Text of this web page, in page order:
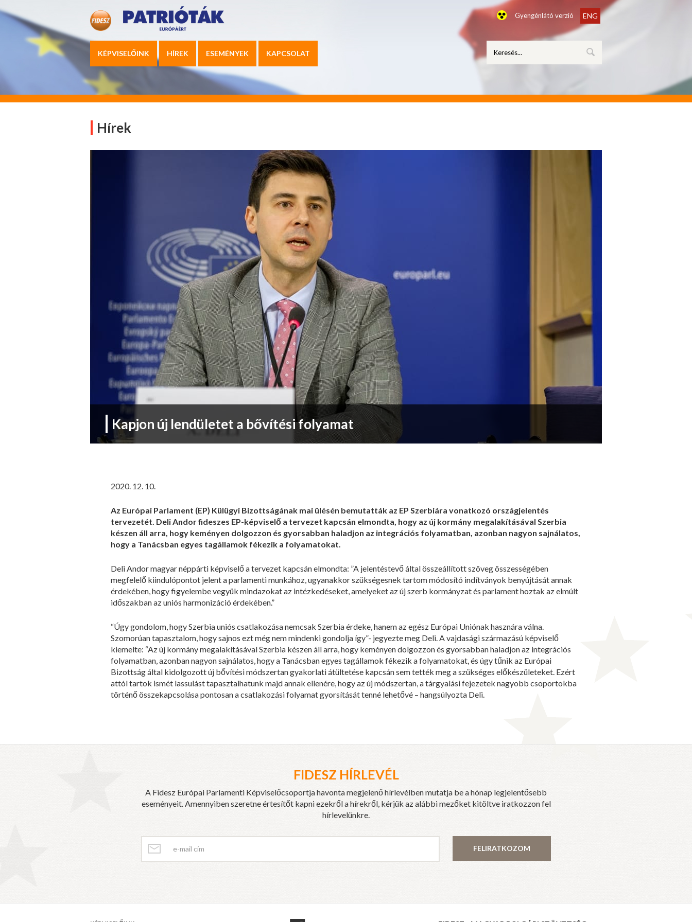
Gyengénlátó verzió ENG
KÉPVISELŐINK HÍREK ESEMÉNYEK KAPCSOLAT
Hírek
Kapjon új lendületet a bővítési folyamat
2020. 12. 10.
Az Európai Parlament (EP) Külügyi Bizottságának mai ülésén bemutatták az EP Szerbiára vonatkozó országjelentés
tervezetét. Deli Andor fideszes EP-képviselő a tervezet kapcsán elmondta, hogy az új kormány megalakításával Szerbia
készen áll arra, hogy keményen dolgozzon és gyorsabban haladjon az integrációs folyamatban, azonban nagyon sajnálatos,
hogy a Tanácsban egyes tagállamok fékezik a folyamatokat.
Deli Andor magyar néppárti képviselő a tervezet kapcsán elmondta: ”A jelentéstevő által összeállított szöveg összességében
megfelelő kiindulópontot jelent a parlamenti munkához, ugyanakkor szükségesnek tartom módosító indítványok benyújtását annak
érdekében, hogy figyelembe vegyük mindazokat az intézkedéseket, amelyeket az új szerb kormányzat és parlament hoztak az elmúlt
időszakban az uniós harmonizáció érdekében.”
“Úgy gondolom, hogy Szerbia uniós csatlakozása nemcsak Szerbia érdeke, hanem az egész Európai Uniónak hasznára válna.
Szomorúan tapasztalom, hogy sajnos ezt még nem mindenki gondolja így”- jegyezte meg Deli. A vajdasági származású képviselő
kiemelte: “Az új kormány megalakításával Szerbia készen áll arra, hogy keményen dolgozzon és gyorsabban haladjon az integrációs
folyamatban, azonban nagyon sajnálatos, hogy a Tanácsban egyes tagállamok fékezik a folyamatokat, és úgy tűnik az Európai
Bizottság által kidolgozott új bővítési módszertan gyakorlati átültetése kapcsán sem tették meg a szükséges előkészületeket. Ezért
attól tartok ismét lassulást tapasztalhatunk majd annak ellenére, hogy az új módszertan, a tárgyalási fejezetek nagyobb csoportokba
történő összekapcsolása pontosan a csatlakozási folyamat gyorsítását tenné lehetővé – hangsúlyozta Deli.
FIDESZ HÍRLEVÉL
A Fidesz Európai Parlamenti Képviselőcsoportja havonta megjelenő hírlevélben mutatja be a hónap legjelentősebb
eseményeit. Amennyiben szeretne értesítőt kapni ezekről a hírekről, kérjük az alábbi mezőket kitöltve iratkozzon fel
hírlevelünkre.
FELIRATKOZOM